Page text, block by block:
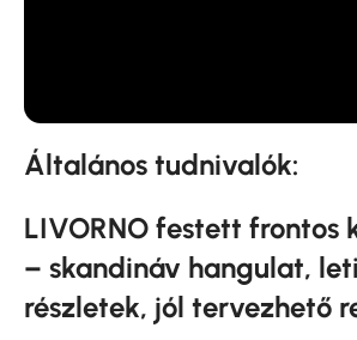
Általános tudnivalók:
LIVORNO festett frontos
– skandináv hangulat,
részletek, jól tervezhető